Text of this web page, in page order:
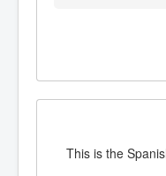
This is the